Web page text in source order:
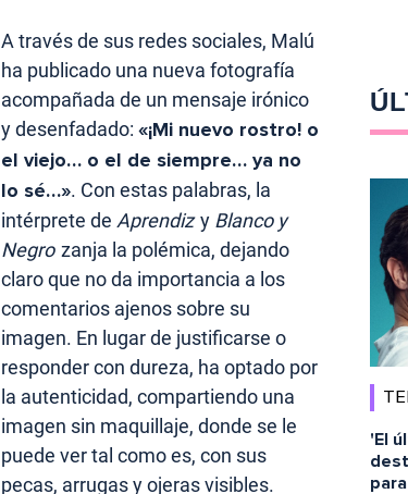
A través de sus redes sociales, Malú
ha publicado una nueva fotografía
acompañada de un mensaje irónico
y desenfadado: «¡Mi nuevo rostro! o
el viejo… o el de siempre… ya no
lo sé…». Con estas palabras, la
intérprete de AprendizyBlanco y
Negro zanja la polémica, dejando
claro que no da importancia a los
comentarios ajenos sobre su
imagen. En lugar de justificarse o
responder con dureza, ha optado por
la autenticidad, compartiendo una
imagen sin maquillaje, donde se le
puede ver tal como es, con sus
pecas, arrugas y ojeras visibles.
'El